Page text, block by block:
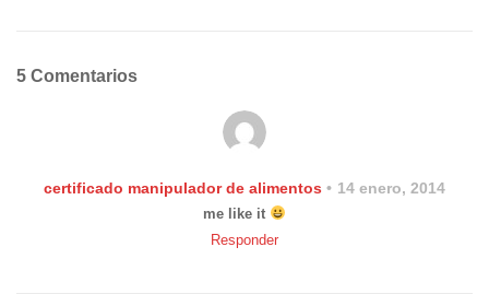
5 Comentarios
certificado manipulador de alimentos 14 enero, 2014
me like it
Responder